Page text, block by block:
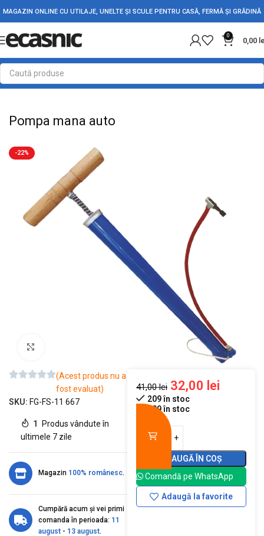
MAGAZIN ONLINE CU UTILAJE, UNELTE ȘI SCULE PENTRU CASĂ, FERMĂ ȘI GRĂDINĂ
0
0,00
Prima pagină Accesorii Auto Diverse Auto
Pompa mana auto
-22%
(Acest produs nu a
fost evaluat)
SKU: FG-FS-11 667
1
Produs vândute în
ultimele 7 zile
Magazin 100% românesc.
Cumpără acum și vei primi
comanda în perioada: 11
august - 13 august.
41,00lei 32,00 lei
209 în stoc
209 în stoc
ADAUGĂ ÎN COȘ
Comandă pe WhatsApp
Adaugă la favorite